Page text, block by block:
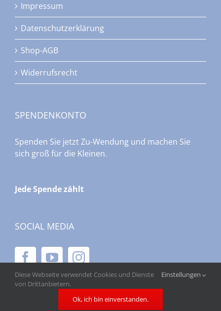
Impressum
Datenschutzerklärung
Shop-AGB
Widerrufsrecht
SPENDENKONTO
Spenden Sie jetzt Zu-Wendung und machen Sie
sich groß für die Kleinen.
Jede Spende zählt
SOCIAL MEDIA
Diese Webseite verwendet Cookies und Dienste
von Drittanbietern.
Einstellungen
Ok, ich bin einverstanden.